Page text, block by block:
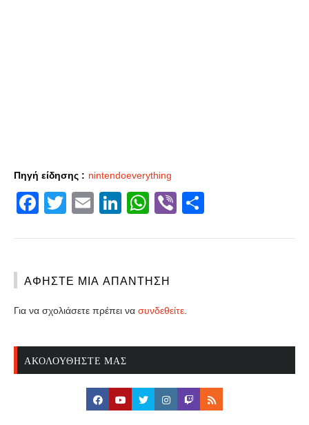
Πηγή είδησης : nintendoeverything
Facebook
Twitter
EmailLinkedIn
WhatsApp
Viber
ΑΦΉΣΤΕ ΜΙΑ ΑΠΆΝΤΗΣΗ
Για να σχολιάσετε πρέπει να συνδεθείτε
ΑΚΟΛΟΥΘΉΣΤΕ ΜΑΣ